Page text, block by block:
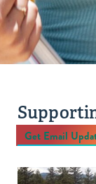
Get Email